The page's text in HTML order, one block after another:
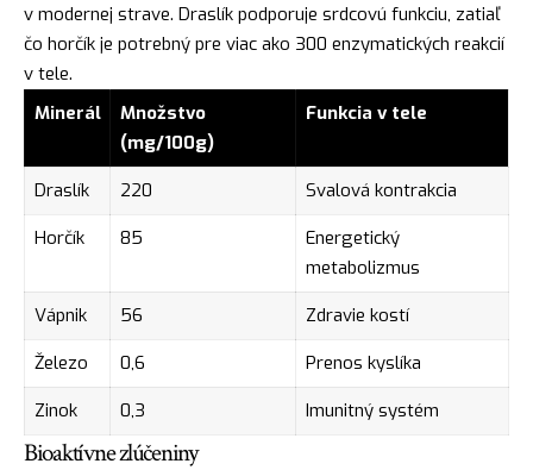
v modernej strave. Draslík podporuje srdcovú funkciu, zatiaľ
čo horčík je potrebný pre viac ako 300 enzymatických reakcií
v tele.
Minerál
Množstvo
(mg/100g)
Funkcia v tele
Draslík 220
Svalová kontrakcia
Horčík
85
Energetický
metabolizmus
Vápnik
56
Zdravie kostí
Železo
0,6
Prenos kyslíka
Zinok
0,3 Imunitný systém
Bioaktívne zlúčeniny